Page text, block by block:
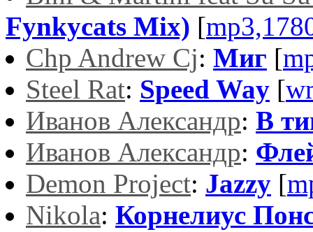
Fynkycats Mix) [
Chp Andrew Cj: Миг [
Steel Rat: Speed Way [
Иванов Александр: В
Иванов Александр:
Demon Project: Jazzy [
Nikola: Корнелиус